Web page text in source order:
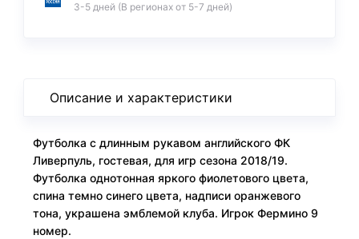
3-5 дней (В регионах от 5-7 дней)
Описание и характеристики
Футболка с длинным рукавом английского ФК
Ливерпуль, гостевая, для игр сезона 2018/19.
Футболка однотонная яркого фиолетового цвета,
спина темно синего цвета, надписи оранжевого
тона, украшена эмблемой клуба. Игрок Фермино 9
номер.